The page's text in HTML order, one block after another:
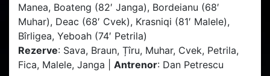
Manea, Boateng (82′ Janga), Bordeianu (68′
Muhar), Deac (68′ Cvek), Krasniqi (81′ Malele),
Bîrligea, Yeboah (74′ Petrila)
Rezerve: Sava, Braun, Țîru, Muhar, Cvek, Petrila,
Fica, Malele, Janga | Antrenor: Dan Petrescu